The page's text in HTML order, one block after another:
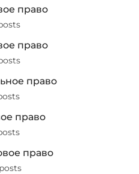
право
право
право
право
право